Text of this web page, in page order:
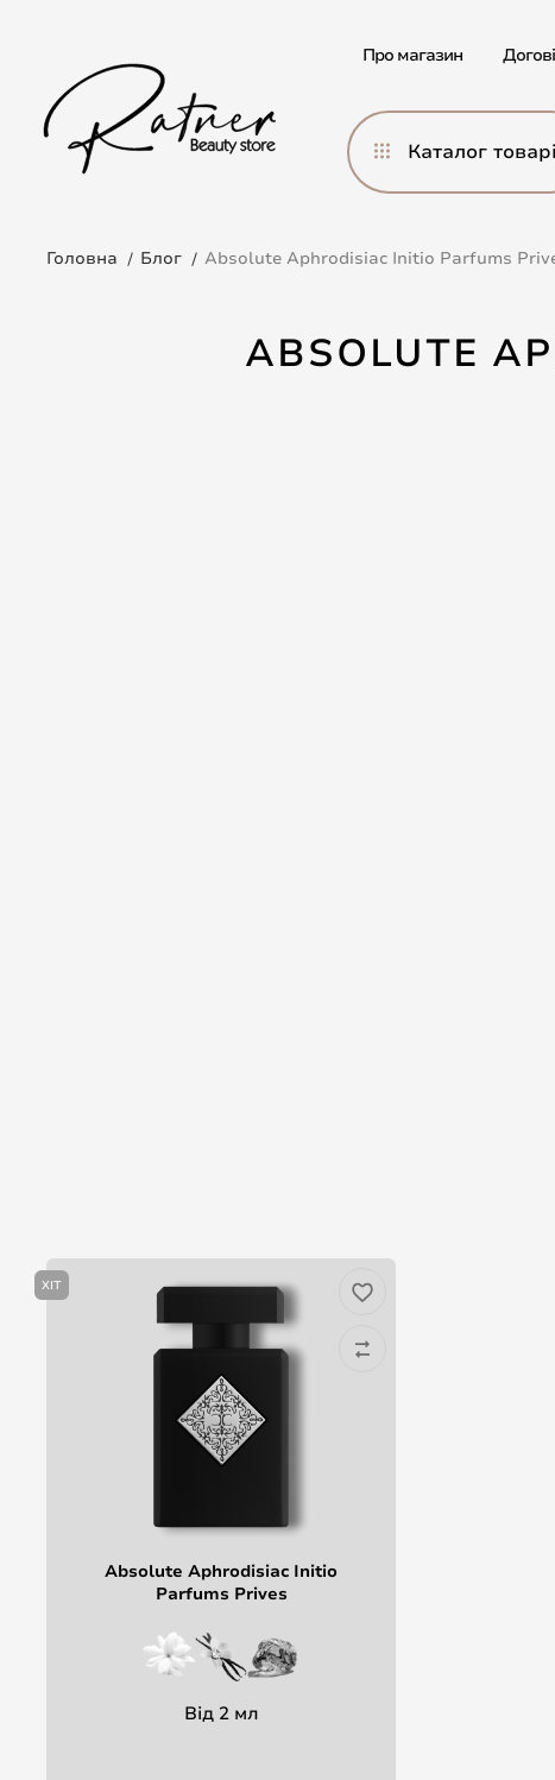
Про магазин
Каталог
Головна Блог Absolute Aphrodisiac Initio Parfums
ABSOLUTE
ХІТ
Absolute Aphrodisiac Initio
Parfums Prives
Від 2 мл